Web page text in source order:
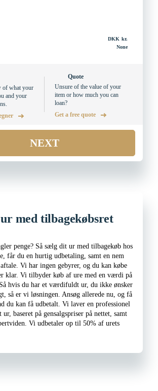
med tilbagekøbsret
penge? Så sælg dit ur med tilbagekøb hos
får du en hurtig udbetaling, samt en nem
Vi har ingen gebyrer, og du kan købe
klar. Vi tilbyder køb af ure med en værdi på
hvis du har et værdifuldt ur, du ikke ønsker
så er vi løsningen. Ansøg allerede nu, og få
du kan få udbetalt. Vi laver en professionel
baseret på gensalgspriser på nettet, samt
Vi udbetaler op til 50% af urets
DKK
None
of what your
and your
Quote
Unsure of the value of your
item or how much you can
loan?
Get a free quote
NEXT